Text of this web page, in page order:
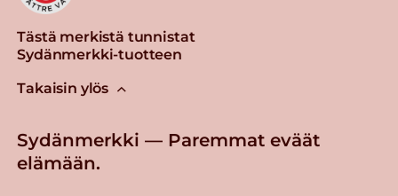
Tästä merkistä tunnistat
Sydänmerkki-tuotteen
Takaisin ylös
Sydänmerkki — Paremmat eväät
elämään.